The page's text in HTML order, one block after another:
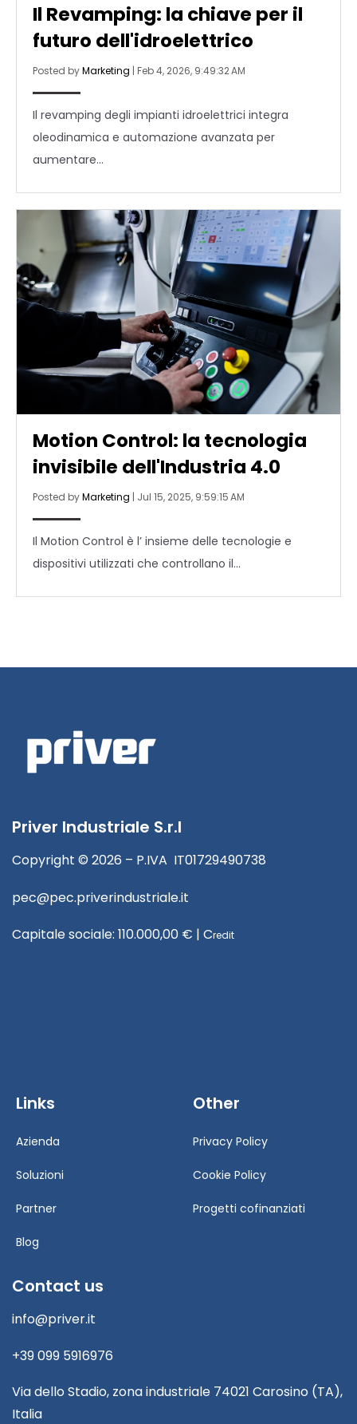
Il Revamping: la chiave per il
futuro dell'idroelettrico
Posted byMarketing | Feb 4, 2026, 9:49:32 AM
Il revamping degli impianti idroelettrici integra
oleodinamica e automazione avanzata per
aumentare...
Motion Control: la tecnologia
invisibile dell'Industria 4.0
Posted byMarketing | Jul 15, 2025, 9:59:15 AM
Il Motion Control è l’ insieme delle tecnologie e
dispositivi utilizzati che controllano il...
Priver Industriale S.r.l
Copyright © 2026 – P.IVA IT01729490738
pec@pec.priverindustriale.it
Capitale sociale: 110.000,00 € | Credit
Links
Azienda
Soluzioni
Partner
Blog
Other
Privacy Policy
Cookie Policy
Progetti cofinanziati
Contact us
info@priver.it
+39 099 5916976
Via dello Stadio, zona industriale 74021 Carosino (TA),
Italia